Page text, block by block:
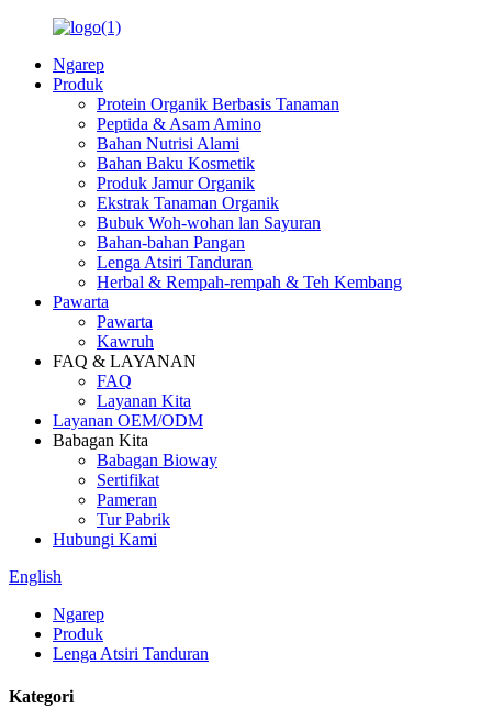
Ngarep
Produk
Protein Organik Berbasis Tanaman
Peptida & Asam Amino
Bahan Nutrisi Alami
Bahan Baku Kosmetik
Produk Jamur Organik
Ekstrak Tanaman Organik
Bubuk Woh-wohan lan Sayuran
Bahan-bahan Pangan
Lenga Atsiri Tanduran
Herbal & Rempah-rempah & Teh Kembang
Pawarta
Pawarta
Kawruh
FAQ & LAYANAN
FAQ
Layanan Kita
Layanan OEM/ODM
Babagan Kita
Babagan Bioway
Sertifikat
Pameran
Tur Pabrik
Hubungi Kami
English
Ngarep
Produk
Lenga Atsiri Tanduran
Kategori